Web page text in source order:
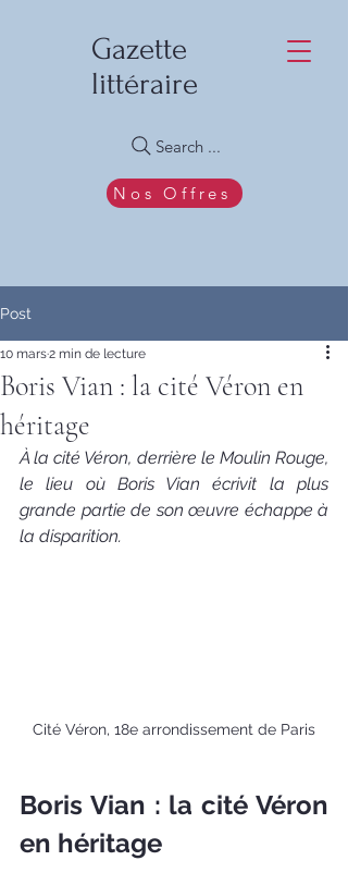
Gazette
littéraire
Search ...
Nos Offres
Post
Boris Vian : la cité Véron en
héritage
10 mars2 min de lecture
À la cité Véron, derrière le Moulin Rouge,
le lieu où Boris Vian écrivit la plus
grande partie de son œuvre échappe à
la disparition.
Cité Véron, 18e arrondissement de Paris
Boris Vian : la cité Véron
en héritage